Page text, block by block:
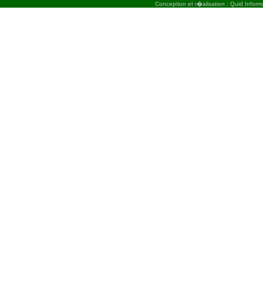
Conception et r�alisation : Quid